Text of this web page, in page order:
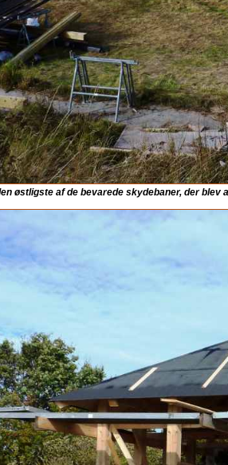
østligste af de bevarede skydebaner, der blev